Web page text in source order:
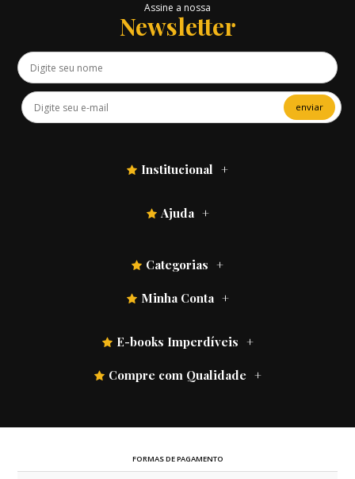
Assine a nossa
Newsletter
enviar
Institucional
Ajuda
Categorias
Minha Conta
E-books Imperdíveis
Compre com Qualidade
FORMAS DE PAGAMENTO